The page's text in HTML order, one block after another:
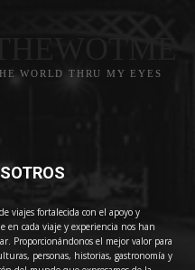
WORLD THRU MY EYES
viajes fortalecida con el apoyo y
en cada viaje y experiencia nos han
Proporcionándonos el mejor valor para
personas, historias, gastronomía y